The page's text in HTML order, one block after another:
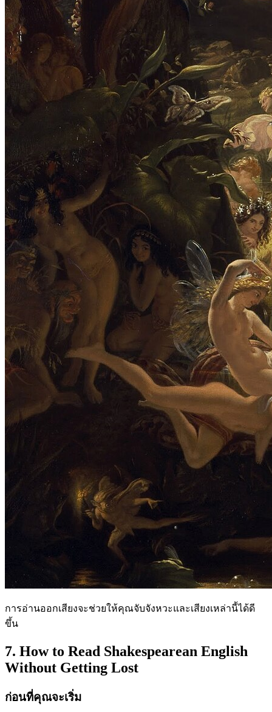
การอ่านออกเสียงจะช่วยให้คุณจับจังหวะและเสียงเหล่านี้ได้ดี
ขึ้น
7. How to Read Shakespearean English
Without Getting Lost
ก่อนที่คุณจะเริ่ม